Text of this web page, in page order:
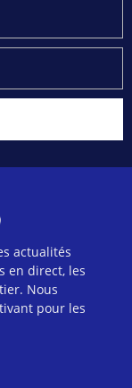
actualités
en direct, les
Nous
pour les